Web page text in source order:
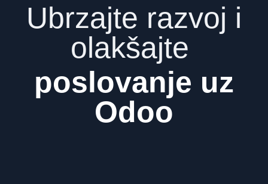
Ubrzajte razvoj i
olakšajte
poslovanje uz
Odoo